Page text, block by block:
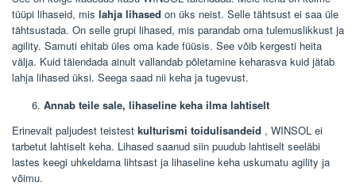
tüüpi lihaseid, mis lahja lihased on üks neist. Selle tähtsust ei saa üle
tähtsustada. On selle grupi lihased, mis parandab oma tulemuslikkust ja
agility. Samuti ehitab üles oma kade füüsis. See võib kergesti heita
välja. Kuid täiendada ainult vallandab põletamine keharasva kuid jätab
lahja lihased üksi. Seega saad nii keha ja tugevust.
Annab teile sale, lihaseline keha ilma lahtiselt
Erinevalt paljudest teistest kulturismi toidulisandeid , WINSOL ei
tarbetut lahtiselt keha. Lihased saanud siin puudub lahtiselt seeläbi
lastes keegi uhkeldama lihtsast ja lihaseline keha uskumatu agility ja
võimu.